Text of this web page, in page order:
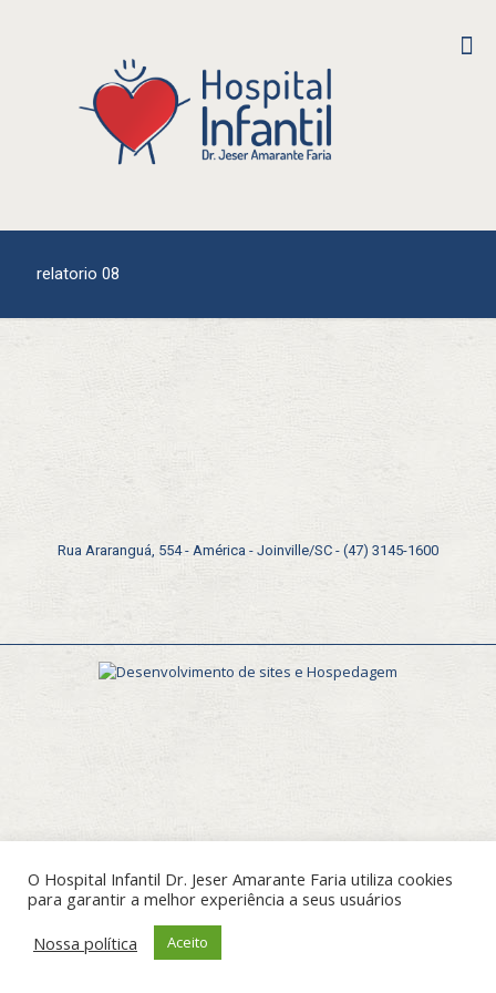
relatorio 08
Rua Araranguá, 554 - América - Joinville/SC - (47) 3145-1600
O Hospital Infantil Dr. Jeser Amarante Faria utiliza cookies
para garantir a melhor experiência a seus usuários
Nossa política
Aceito